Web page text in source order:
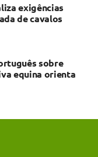
exigências
de cavalos
sobre
equina orienta